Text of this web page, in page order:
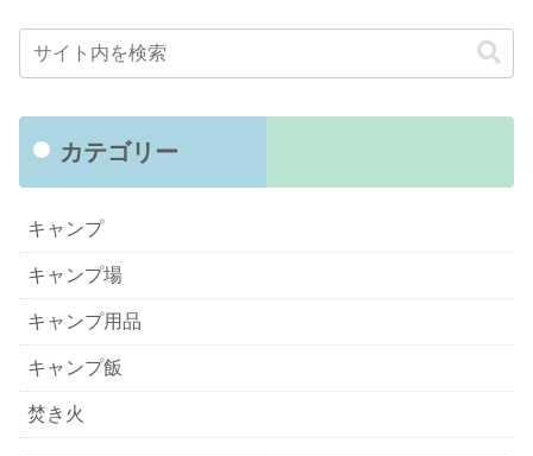
カテゴリー
キャンプ
キャンプ場
キャンプ用品
キャンプ飯
焚き火